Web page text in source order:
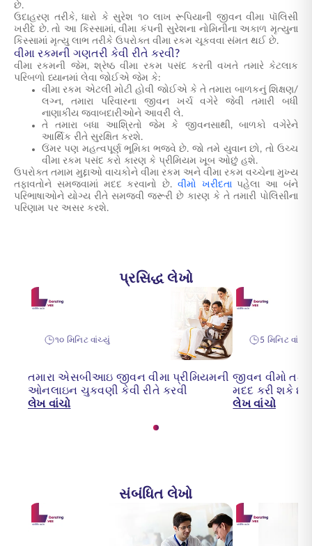
છે.
ઉદાહરણ તરીકે, ધારો કે સુરેશ ૧૦ લાખ રૂપિયાની જીવન વીમા પૉલિસી
ખરીદે છે. તો આ કિસ્સામાં, વીમા કંપની સુરેશના નોમિનીના અકાળ મૃત્યુના
કિસ્સામાં મૃત્યુ લાભ તરીકે ઉપરોક્ત વીમા રકમ ચૂકવવા સંમત થઈ છે.
વીમા રકમની ગણતરી કેવી રીતે કરવી?
વીમા રકમની જેમ, શ્રેષ્ઠ વીમા રકમ પસંદ કરતી વખતે તમારે કેટલાક
પરિબળો ધ્યાનમાં લેવા જોઈએ જેમ કે:
વીમા રકમ એટલી મોટી હોવી જોઈએ કે તે તમારા બાળકનું શિક્ષણ/
લગ્ન, તમારા પરિવારના જીવન ખર્ચ વગેરે જેવી તમારી બધી
નાણાકીય જવાબદારીઓને આવરી લે.
તે તમારા બધા આશ્રિતો જેમ કે જીવનસાથી, બાળકો વગેરેને
આર્થિક રીતે સુરક્ષિત કરશે.
ઉંમર પણ મહત્વપૂર્ણ ભૂમિકા ભજવે છે. જો તમે યુવાન છો, તો ઉચ્ચ
વીમા રકમ પસંદ કરો કારણ કે પ્રીમિયમ ખૂબ ઓછું હશે.
ઉપરોક્ત તમામ મુદ્દાઓ વાચકોને વીમા રકમ અને વીમા રકમ વચ્ચેના મુખ્ય
તફાવતોને સમજવામાં મદદ કરવાનો છે. વીમો ખરીદતાપહેલા આ બંને
પરિભાષાઓને યોગ્ય રીતે સમજવી જરૂરી છે કારણ કે તે તમારી પોલિસીના
પરિણામ પર અસર કરશે.
પ્રસિદ્ધ લેખો
૧૦ મિનિટ વાંચ્યું
તમારા એસબીઆઇ જીવન વીમા પ્રીમિયમની
ઓનલાઇન ચુકવણી કેવી રીતે કરવી
લેખ વાંચો
5 મિનિટ વાંચ્યું
જીવન વીમો
મદદ કરી શકે છે
લેખ વાંચો
સંબંધિત લેખો